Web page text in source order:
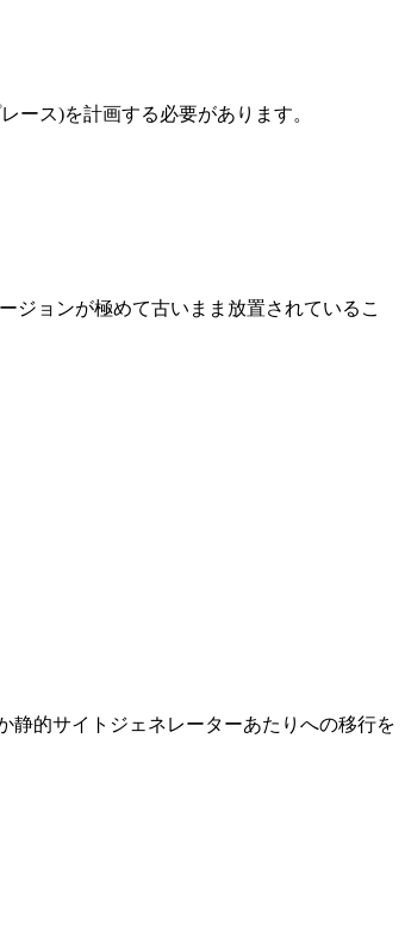
ース)を計画する必要があります。
ジョンが極めて古いまま放置されているこ
静的サイトジェネレーターあたりへの移行を